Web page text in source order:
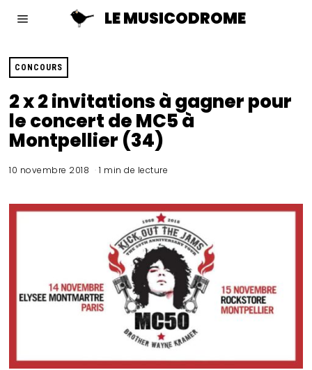
LE MUSICODROME
CONCOURS
2 x 2 invitations à gagner pour
le concert de MC5 à
Montpellier (34)
10 novembre 2018 1 min de lecture